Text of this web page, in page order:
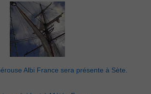
Albi France sera présente à Sète.
Statistiques
Les cookies
statistiques
sont utilisés
pour mesurer
comprendre